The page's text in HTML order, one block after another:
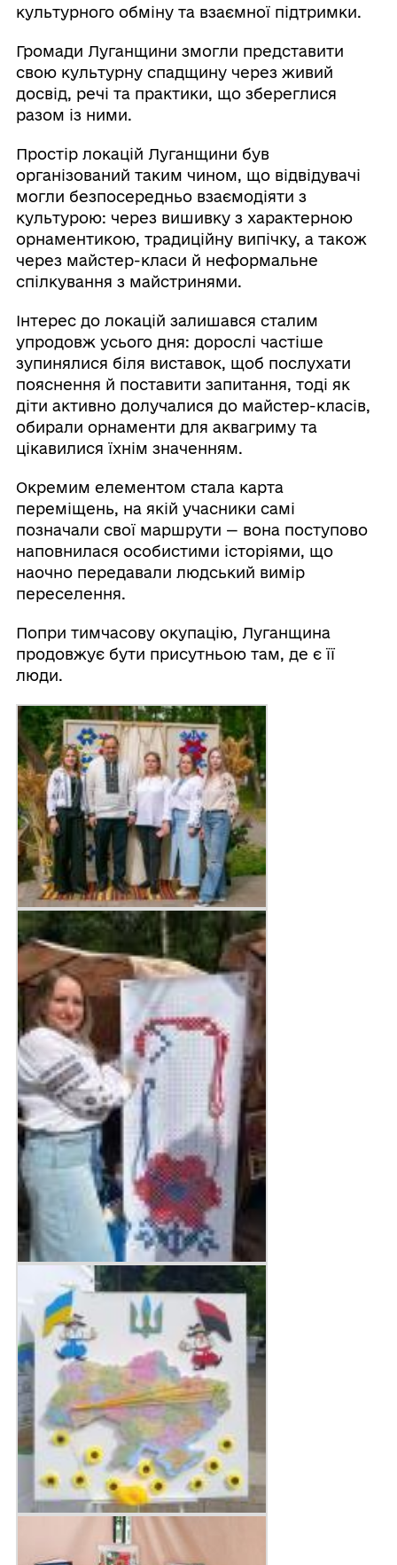
культурного обміну та взаємної підтримки.
Громади Луганщини змогли представити
свою культурну спадщину через живий
досвід, речі та практики, що збереглися
разом із ними.
Простір локацій Луганщини був
організований таким чином, що відвідувачі
могли безпосередньо взаємодіяти з
культурою: через вишивку з характерною
орнаментикою, традиційну випічку, а також
через майстер-класи й неформальне
спілкування з майстринями.
Інтерес до локацій залишався сталим
упродовж усього дня: дорослі частіше
зупинялися біля виставок, щоб послухати
пояснення й поставити запитання, тоді як
діти активно долучалися до майстер-класів,
обирали орнаменти для аквагриму та
цікавилися їхнім значенням.
Окремим елементом стала карта
переміщень, на якій учасники самі
позначали свої маршрути — вона поступово
наповнилася особистими історіями, що
наочно передавали людський вимір
переселення.
Попри тимчасову окупацію, Луганщина
продовжує бути присутньою там, де є її
люди.